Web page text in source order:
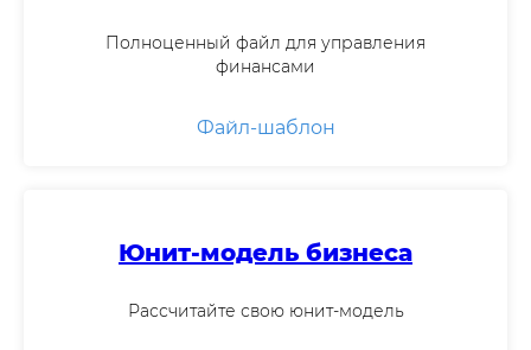
Полноценный файл для управления
финансами
Файл-шаблон
Юнит-модель бизнеса
Рассчитайте свою юнит-модель